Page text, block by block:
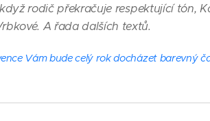
když rodič překračuje respektující tón,
A řada dalších textů.
Vám bude celý rok docházet barevný